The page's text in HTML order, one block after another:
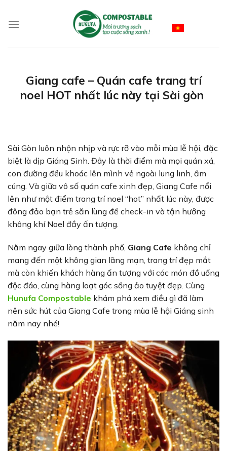
content
Giang cafe – Quán cafe trang trí
noel HOT nhất lúc này tại Sài gòn
Sài Gòn luôn nhộn nhịp và rực rỡ vào mỗi mùa lễ hội, đặc
biệt là dịp Giáng Sinh. Đây là thời điểm mà mọi quán xá,
con đường đều khoác lên mình vẻ ngoài lung linh, ấm
cúng. Và giữa vô số quán cafe xinh đẹp, Giang Cafe nổi
lên như một điểm trang trí noel “hot” nhất lúc này, được
đông đảo bạn trẻ săn lùng để check-in và tận hưởng
không khí Noel đầy ấn tượng.
Nằm ngay giữa lòng thành phố, Giang Cafe không chỉ
mang đến một không gian lãng mạn, trang trí đẹp mắt
mà còn khiến khách hàng ấn tượng với các món đồ uống
độc đáo, cùng hàng loạt góc sống ảo tuyệt đẹp. Cùng
Hunufa Compostable khám phá xem điều gì đã làm
nên sức hút của Giang Cafe trong mùa lễ hội Giáng sinh
năm nay nhé!